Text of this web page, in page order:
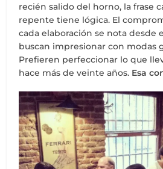
recién salido del horno, la frase
repente tiene lógica. El
cada elaboración se nota desde
buscan impresionar con modas
Prefieren perfeccionar lo que
hace más de veinte años. Esa